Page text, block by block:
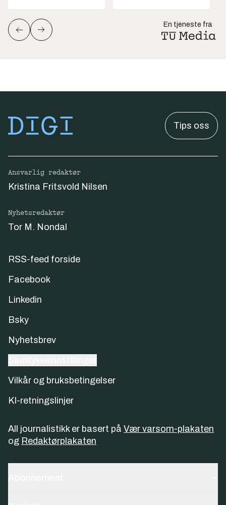
En tjeneste fra
Tips oss
Ansvarlig redaktør
Kristina Fritsvold Nilsen
Nyhetsredaktør
Tor M. Nondal
RSS-feed forside
Facebook
Linkedin
Bsky
Nyhetsbrev
Vilkår og bruksbetingelser
KI-retningslinjer
All journalistikk er basert på Vær varsom-plakaten
og Redaktørplakaten